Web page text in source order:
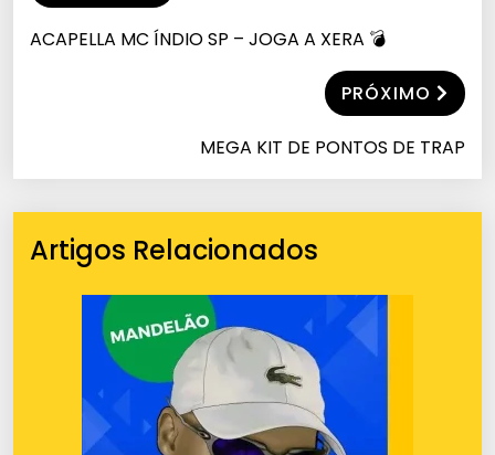
ACAPELLA MC ÍNDIO SP – JOGA A XERA 💣
PRÓXIMO
MEGA KIT DE PONTOS DE TRAP
Artigos Relacionados